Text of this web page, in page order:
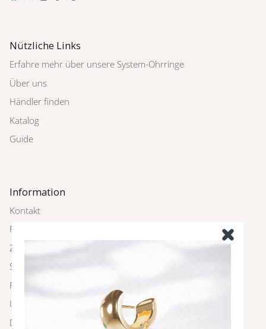
Nützliche Links
Erfahre mehr über unsere System-Ohrringe
Über uns
Händler finden
Katalog
Guide
Information
Kontakt
Rückgabe
Zahlung und Versand
Schmuckpflege
FAQ
Impressum
Datenschutz